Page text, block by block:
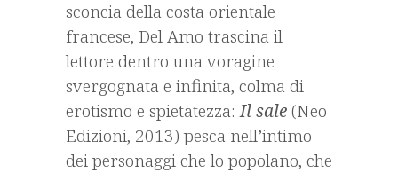
sconcia della costa orientale
francese, Del Amo trascina il
lettore dentro una voragine
svergognata e infinita, colma di
erotismo e spietatezza:Il sale(Neo
Edizioni, 2013) pesca nell’intimo
dei personaggi che lo popolano, che